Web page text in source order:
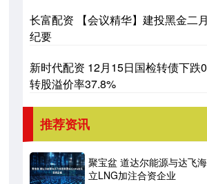
长富配资 【会议精华】建投黑金二
纪要
新时代配资 12月15日国检转债下跌
转股溢价率37.8%
推荐资讯
聚宝盆 道达尔能源与达飞
立LNG加注合资企业